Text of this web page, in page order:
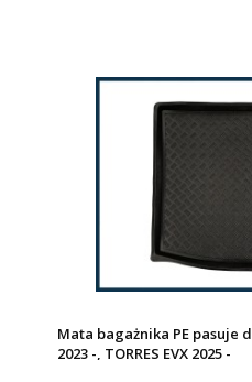
Mata bagażnika PE pasuje
2023 -, TORRES EVX 2025 -